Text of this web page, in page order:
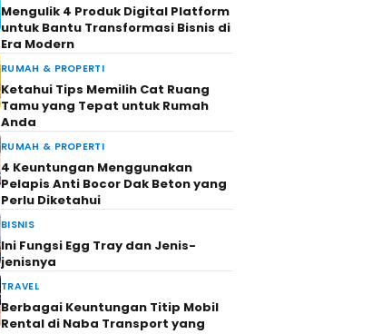
Mengulik 4 Produk Digital Platform
untuk Bantu Transformasi Bisnis di
Era Modern
RUMAH & PROPERTI
Ketahui Tips Memilih Cat Ruang
Tamu yang Tepat untuk Rumah
Anda
RUMAH & PROPERTI
4 Keuntungan Menggunakan
Pelapis Anti Bocor Dak Beton yang
Perlu Diketahui
BISNIS
Ini Fungsi Egg Tray dan Jenis-
jenisnya
TRAVEL
Berbagai Keuntungan Titip Mobil
Rental di Naba Transport yang